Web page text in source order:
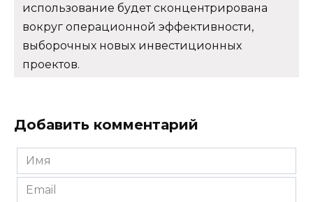
использование будет сконцентрирована
вокруг операционной эффективности,
выборочных новых инвестиционных
проектов.
Добавить комментарий
Имя
*
Email